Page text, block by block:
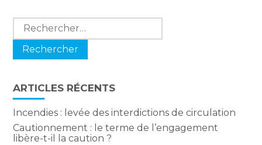
Rechercher :
ARTICLES RÉCENTS
Incendies : levée des interdictions de circulation
Cautionnement : le terme de l’engagement
libère-t-il la caution ?